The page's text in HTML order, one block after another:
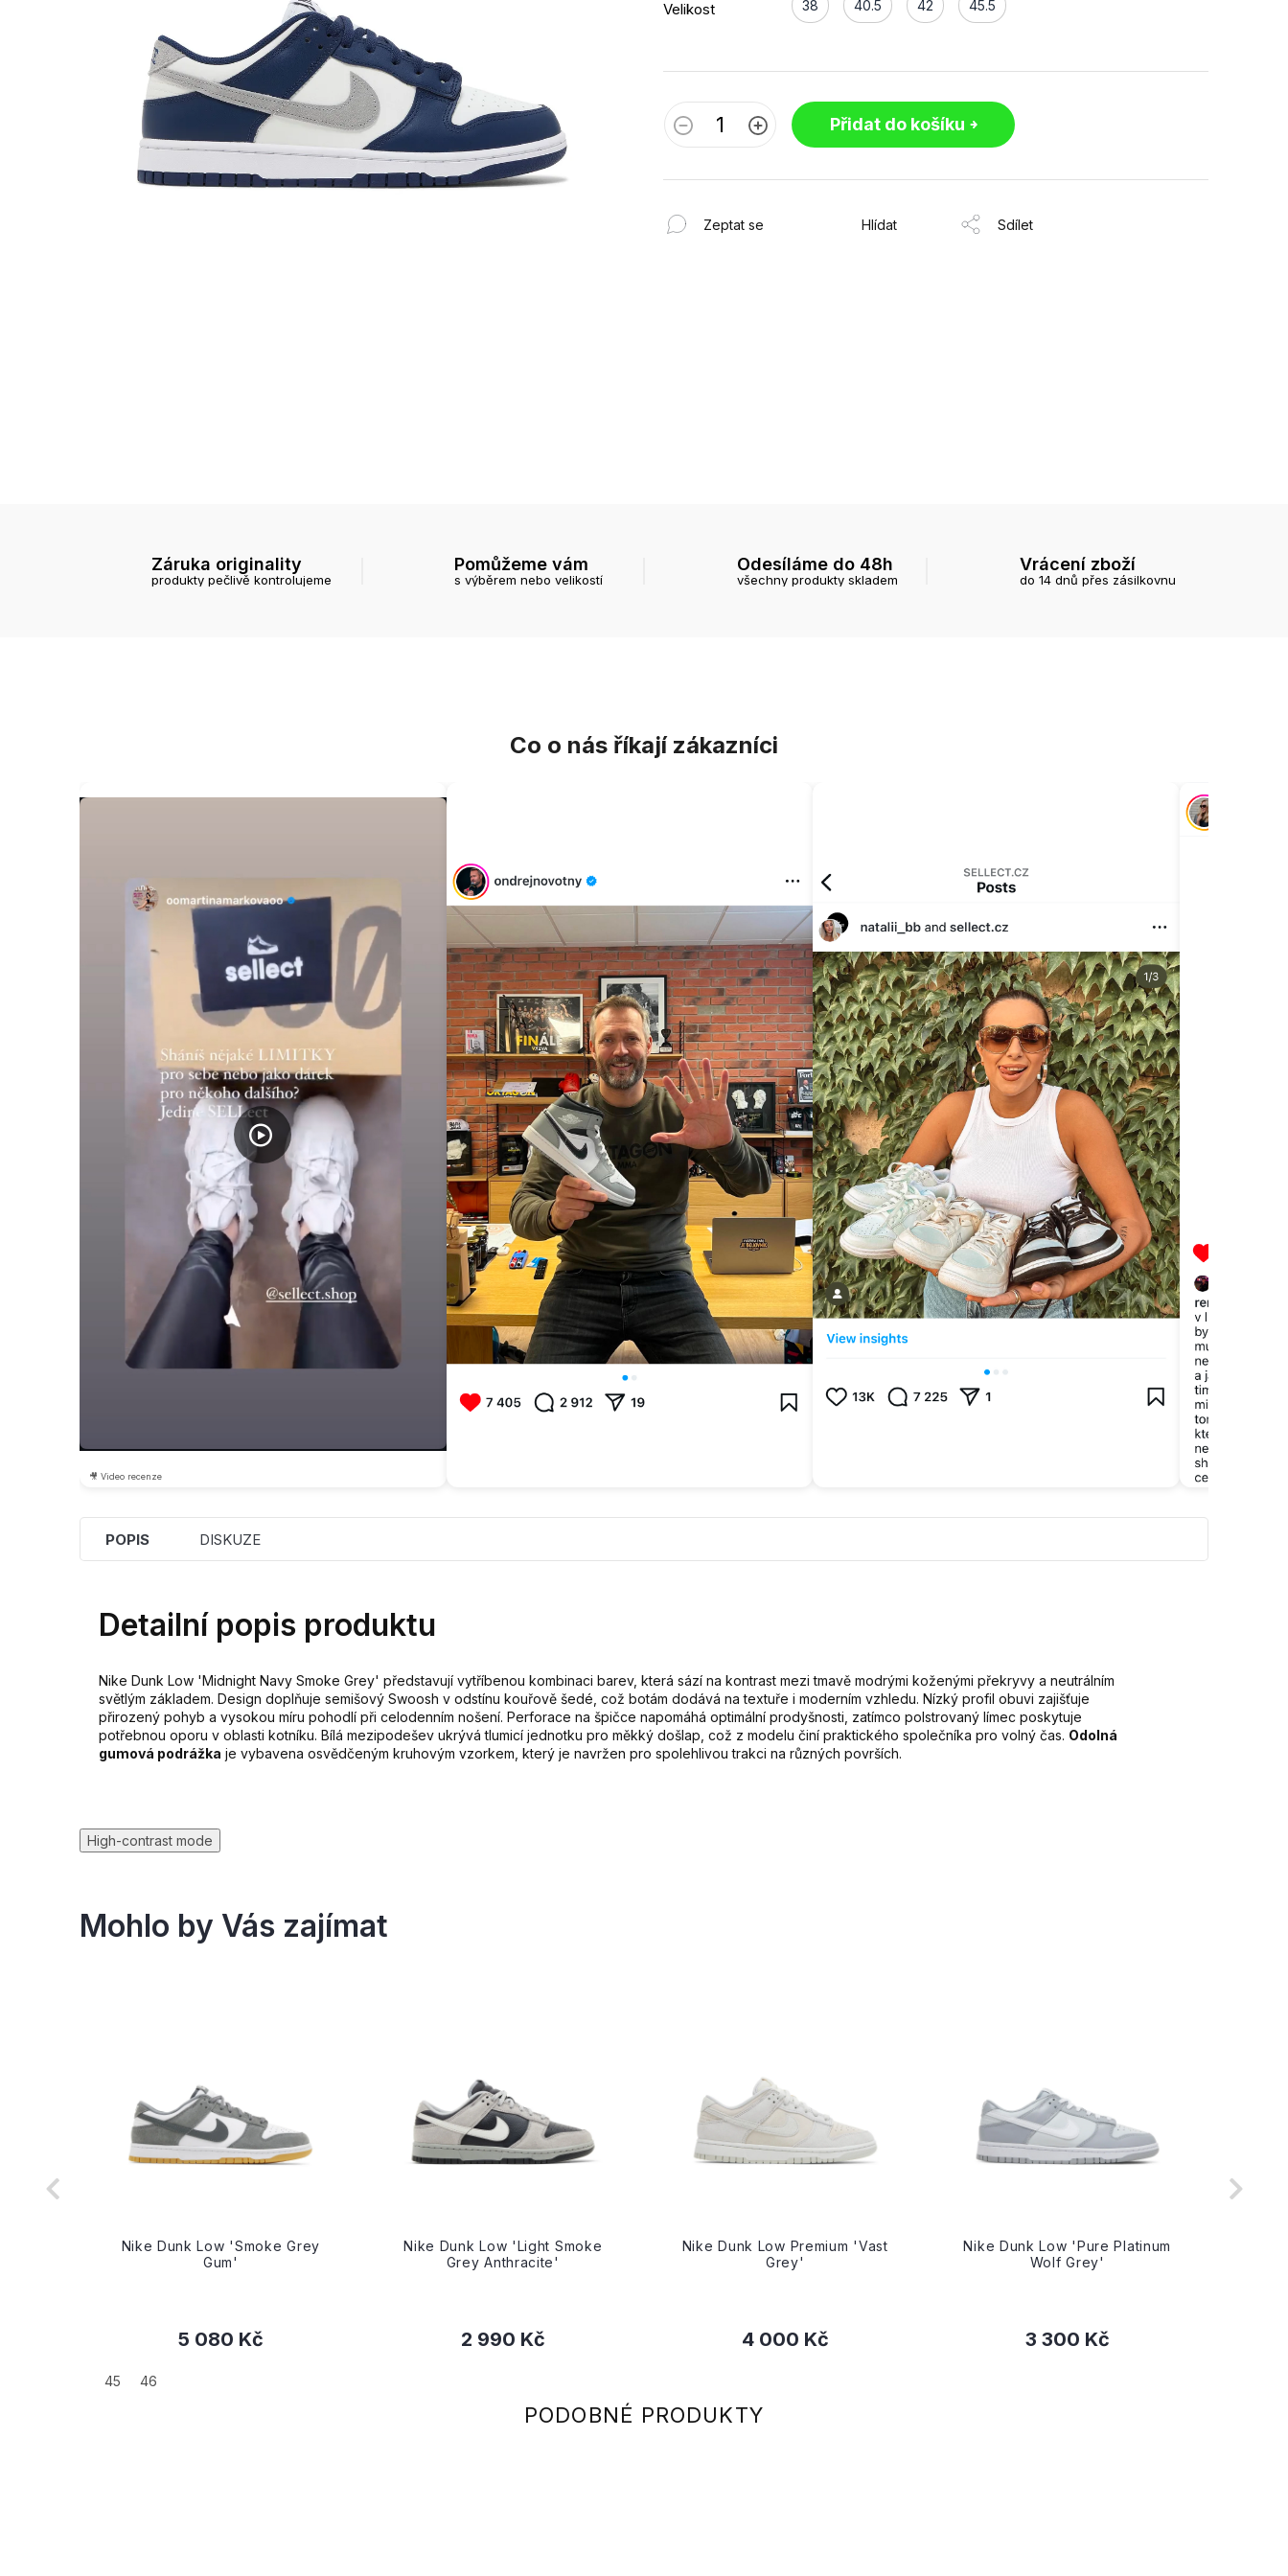
Velikost 38 40.5 42 45.5
Přidat do košíku
Zeptat se Hlídat Sdílet
Záruka originality
produkty pečlivě kontrolujeme
Pomůžeme vám
s výběrem nebo velikostí
Odesíláme do 48h
všechny produkty skladem
Vrácení zboží
do 14 dnů přes zásilkovnu
Co o nás říkají zákazníci
🎥 Video recenze
POPIS DISKUZE
Detailní popis produktu
Nike Dunk Low 'Midnight Navy Smoke Grey' představují vytříbenou kombinaci barev, která sází na kontrast mezi tmavě modrými koženými překryvy a neutrálním
světlým základem. Design doplňuje semišový Swoosh v odstínu kouřově šedé, což botám dodává na textuře i moderním vzhledu. Nízký profil obuvi zajišťuje
přirozený pohyb a vysokou míru pohodlí při celodenním nošení. Perforace na špičce napomáhá optimální prodyšnosti, zatímco polstrovaný límec poskytuje
potřebnou oporu v oblasti kotníku. Bílá mezipodešev ukrývá tlumicí jednotku pro měkký došlap, což z modelu činí praktického společníka pro volný čas. Odolná
gumová podrážka je vybavena osvědčeným kruhovým vzorkem, který je navržen pro spolehlivou trakci na různých površích.
High-contrast mode
Nike Dunk Low 'Smoke Grey
Gum'
5 080 Kč
45 46
Nike Dunk Low 'Light Smoke
Grey Anthracite'
2 990 Kč
Nike Dunk Low Premium 'Vast
Grey'
4 000 Kč
Nike Dunk Low 'Pure Platinum
Wolf Grey'
3 300 Kč